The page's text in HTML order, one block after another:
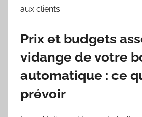
aux clients.
Prix et budgets
vidange de votre
automatique : ce
prévoir